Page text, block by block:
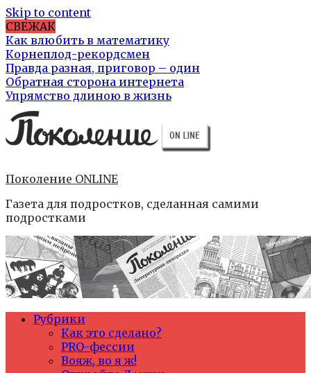
Skip to content
СВЕЖАК
Как влюбить в математику
Корнеплод-рекордсмен
Правда разная, приговор – один
Обратная сторона интернета
Упрямство длиною в жизнь
Поколение ONLINE
Газета для подростков, сделанная самими
подростками
Рубрики
Как это сделано?
PRO-фессии
Вояж, во я ж!